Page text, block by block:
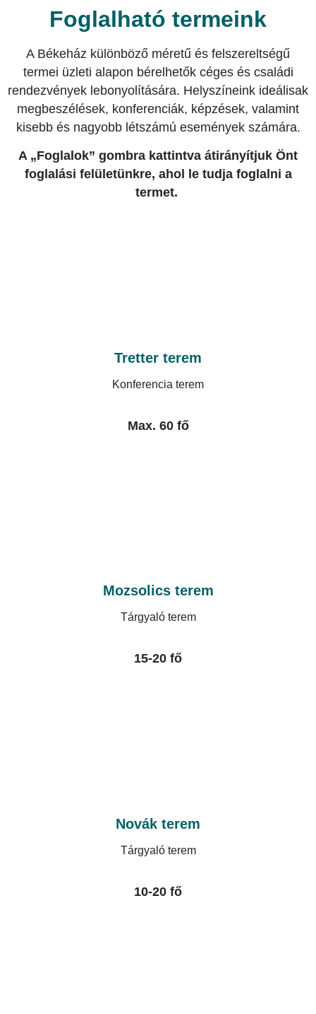
előadások, bemutatók, csapatépítők és tanfolyamok számára
Foglalható termeink
A Békeház különböző méretű és felszereltségű
termei üzleti alapon bérelhetők céges és családi
rendezvények lebonyolítására. Helyszíneink ideálisak
megbeszélések, konferenciák, képzések, valamint
kisebb és nagyobb létszámú események számára.
A „Foglalok” gombra kattintva átirányítjuk Önt
foglalási felületünkre, ahol le tudja foglalni a
termet.
Tretter terem
Konferencia terem
Max. 60 fő
Mozsolics terem
Tárgyaló terem
15-20 fő
Novák terem
Tárgyaló terem
10-20 fő